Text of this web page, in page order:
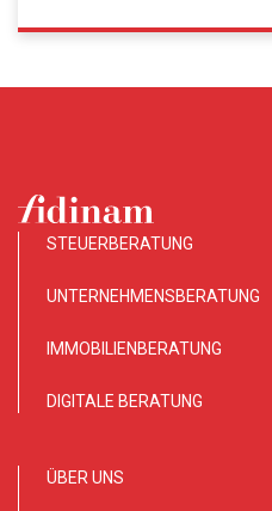
STEUERBERATUNG
UNTERNEHMENSBERATUNG
IMMOBILIENBERATUNG
DIGITALE BERATUNG
ÜBER UNS